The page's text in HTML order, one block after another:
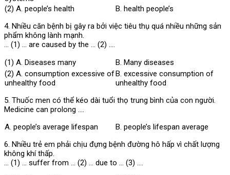
(2) A. people’s health
B. health people’s
4. Nhiều căn bệnh bị gây ra bởi việc tiêu thụ quá nhiều những sản
phẩm không lành mạnh.
… (1) … are caused by the … (2) ….
(1) A. Diseases many
B. Many diseases
(2) A. consumption excessive of
unhealthy food
B. excessive consumption of
unhealthy food
5. Thuốc men có thể kéo dài tuổi thọ trung bình của con người.
Medicine can prolong ….
A. people’s average lifespan
B. people’s lifespan average
6. Nhiều trẻ em phải chịu đựng bệnh đường hô hấp vì chất lượng
không khí thấp.
… (1) … suffer from … (2) … due to … (3) ….